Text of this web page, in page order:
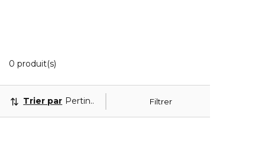
0 produit(s)
Filtrer
Trier par Pertinence